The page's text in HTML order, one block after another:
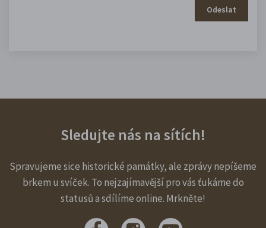
Odeslat
Sledujte nás na sítích!
Spravujeme sice historické památky, ale zprávy nepíšeme
brkem u svíček. To nejzajímavější pro vás ťukáme do
statusů a sdílíme online. Mrkněte!